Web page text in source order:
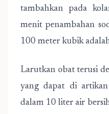
tambahkan pada
menit penambahan
100 meter kubik
Larutkan obat terusi
yang dapat di
dalam 10 liter air